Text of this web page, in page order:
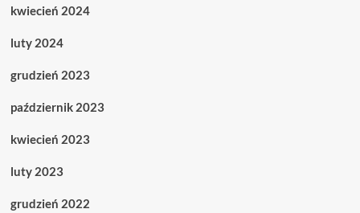
kwiecień 2024
luty 2024
grudzień 2023
październik 2023
kwiecień 2023
luty 2023
grudzień 2022